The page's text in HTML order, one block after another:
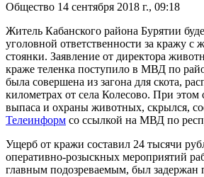
Общество 14 сентября 2018 г., 09:18
Житель Кабанского района Бурятии
уголовной ответственности за кражу с
стоянки. Заявление от директора
краже теленка поступило в МВД по
была совершена из загона для скота,
километрах от села Колесово. При этом
выпаса и охраны животных, скрылся,
Телеинформ со ссылкой на МВД по
Ущерб от кражи составил 24 тысячи
оперативно-розыскных мероприятий
главным подозреваемым, был задержан